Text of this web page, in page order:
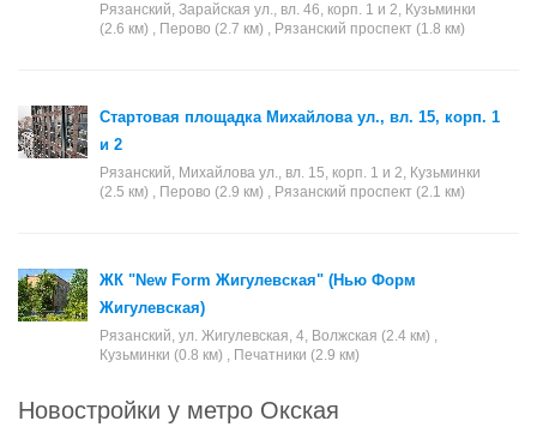
Рязанский, Зарайская ул., вл. 46, корп. 1 и 2, Кузьминки
(2.6 км) , Перово (2.7 км) , Рязанский проспект (1.8 км)
Стартовая площадка Михайлова ул., вл. 15, корп. 1
и 2
Рязанский, Михайлова ул., вл. 15, корп. 1 и 2, Кузьминки
(2.5 км) , Перово (2.9 км) , Рязанский проспект (2.1 км)
ЖК "New Form Жигулевская" (Нью Форм
Жигулевская)
Рязанский, ул. Жигулевская, 4, Волжская (2.4 км) ,
Кузьминки (0.8 км) , Печатники (2.9 км)
Новостройки у метро Окская